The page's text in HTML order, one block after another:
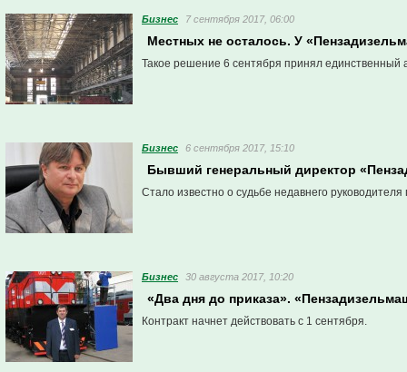
Бизнес 7 сентября 2017, 06:00
Местных не осталось. У
Такое решение 6 сентября принял
Бизнес 6 сентября 2017, 15:10
Бывший генеральный директор
Стало известно о судьбе недавнего
Бизнес 30 августа 2017, 10:20
«Два дня до приказа».
Контракт начнет действовать с 1 сентября.